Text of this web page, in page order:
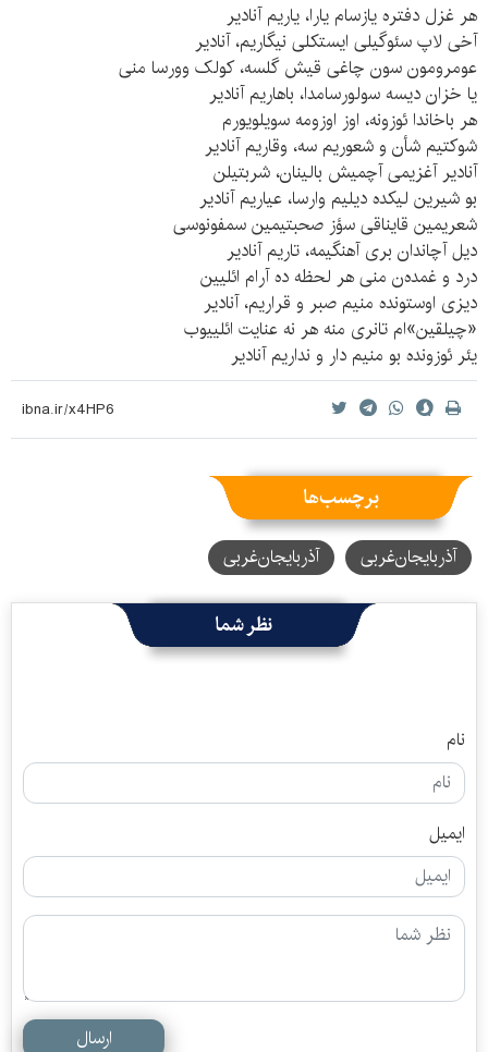
هر غزل دفتره یازسام یارا، یاریم آنادیر
آخی لاپ سئوگیلی ایستکلی نیگاریم، آنادیر
عومرومون سون چاغی قیش گلسه، کولک وورسا منی
یا خزان دیسه سولورسامدا، باهاریم آنادیر
هر باخاندا ئوزونه، اوز اوزومه سویلویورم
شوکتیم شأن و شعوریم سه، وقاریم آنادیر
آنادیر آغزیمی آچمیش بالینان، شربتیلن
بو شیرین لیکده دیلیم وارسا، عیاریم آنادیر
شعریمین قایناقی سؤز صحبتیمین سمفونوسی
دیل آچاندان بری آهنگیمه، تاریم آنادیر
درد و غمده‌ن منی هر لحظه ده آرام ائلیین
دیزی اوستونده منیم صبر و قراریم، آنادیر
«چیلقین»ام تانری منه هر نه عنایت ائلییوب
یئر ئوزونده بو منیم دار و نداریم آنادیر
برچسب‌ها
آذربایجان‌غربی آذربایجان‌‌غربی
نظر شما
نام
ایمیل
ارسال